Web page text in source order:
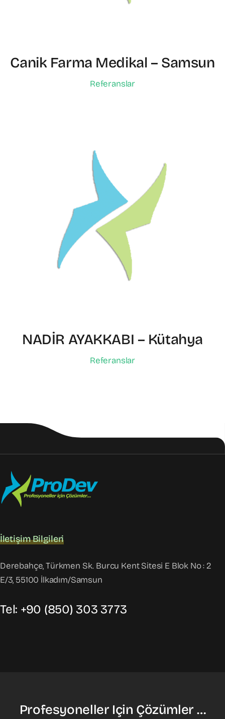
Canik Farma Medikal – Samsun
Referanslar
NADİR AYAKKABI – Kütahya
Referanslar
İletişim Bilgileri
Derebahçe, Türkmen Sk. Burcu Kent Sitesi E Blok No : 2
E/3, 55100 İlkadım/Samsun
Tel: +90 (850) 303 3773
Profesyoneller Için Çözümler …